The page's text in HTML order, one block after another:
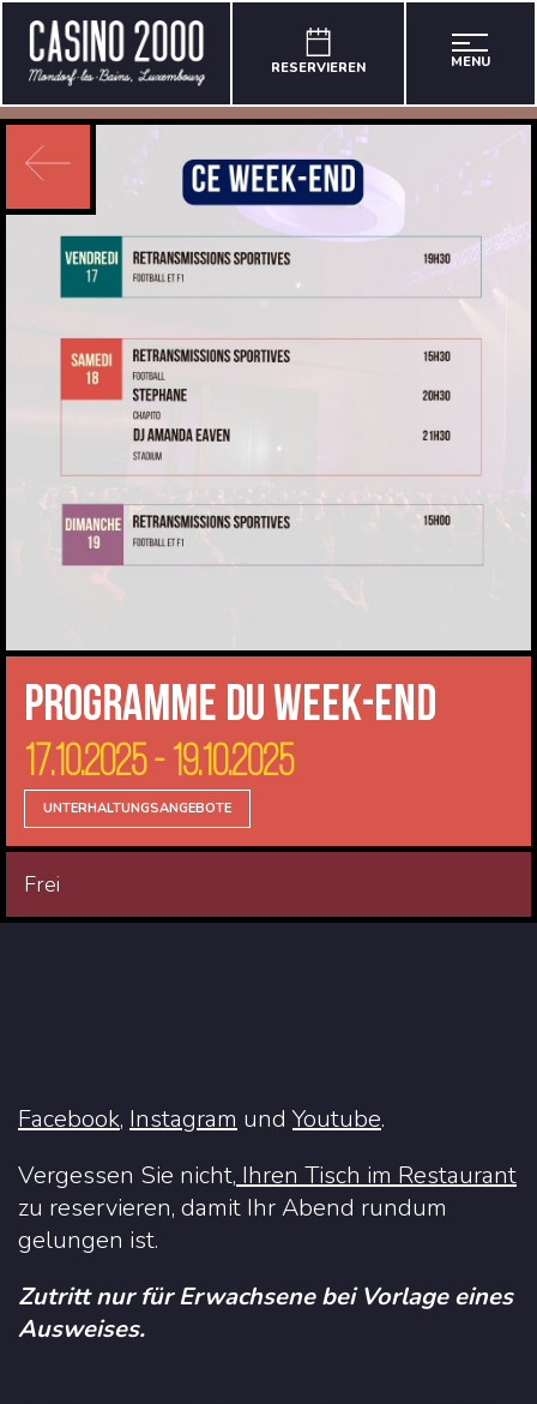
RESERVIEREN MENU
Programme du Week-end
17.10.2025 - 19.10.2025
UNTERHALTUNGSANGEBOTE
Frei
Facebook, Instagram und Youtube.
Vergessen Sie nicht, Ihren Tisch im Restaurant
zu reservieren, damit Ihr Abend rundum
gelungen ist.
Zutritt nur für Erwachsene bei Vorlage eines
Ausweises.